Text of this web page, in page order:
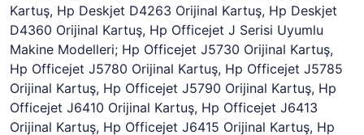
Kartuş, Hp Deskjet D4263 Orijinal Kartuş, Hp Deskjet
D4360 Orijinal Kartuş, Hp Officejet J Serisi Uyumlu
Makine Modelleri; Hp Officejet J5730 Orijinal Kartuş,
Hp Officejet J5780 Orijinal Kartuş, Hp Officejet J5785
Orijinal Kartuş, Hp Officejet J5790 Orijinal Kartuş, Hp
Officejet J6410 Orijinal Kartuş, Hp Officejet J6413
Orijinal Kartuş, Hp Officejet J6415 Orijinal Kartuş, Hp